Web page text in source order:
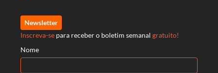
Newsletter
Inscreva-se para receber o boletim semanal gratuito!
Nome